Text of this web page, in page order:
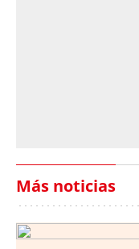
Más noticias